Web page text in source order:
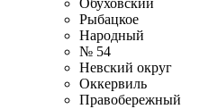
Обуховский
Рыбацкое
Народный
№ 54
Невский округ
Оккервиль
Правобережный